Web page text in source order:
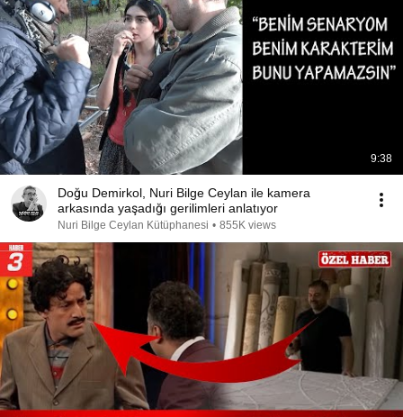
9:38
Doğu Demirkol, Nuri Bilge Ceylan ile kamera
arkasında yaşadığı gerilimleri anlatıyor
Nuri Bilge Ceylan Kütüphanesi • 855K views